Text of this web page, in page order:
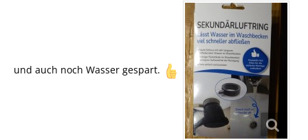
und auch noch Wasser gespart.